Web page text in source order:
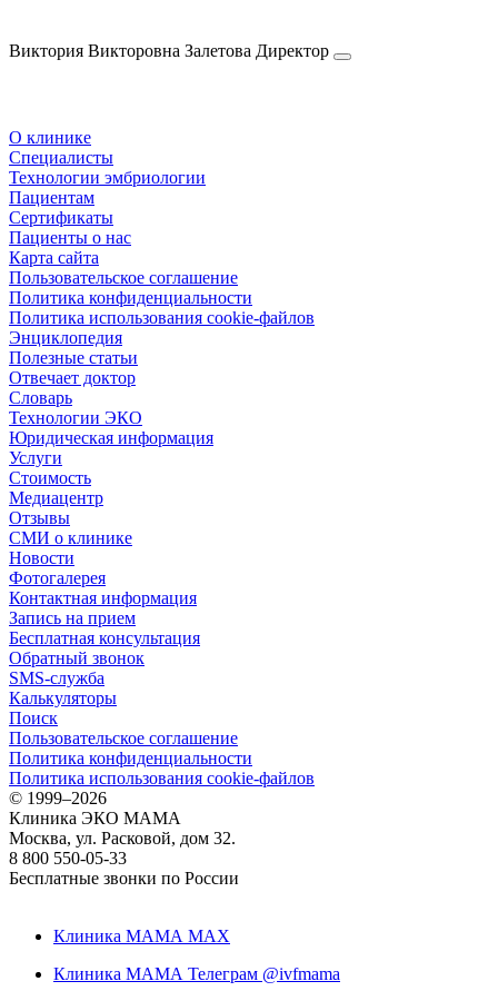
Виктория Викторовна Залетова Директор
О клинике
Специалисты
Технологии эмбриологии
Пациентам
Сертификаты
Пациенты о нас
Карта сайта
Пользовательское соглашение
Политика конфиденциальности
Политика использования cookie-файлов
Энциклопедия
Полезные статьи
Отвечает доктор
Словарь
Технологии ЭКО
Юридическая информация
Услуги
Стоимость
Медиацентр
Отзывы
СМИ о клинике
Новости
Фотогалерея
Контактная информация
Запись на прием
Бесплатная консультация
Обратный звонок
SMS-служба
Калькуляторы
Поиск
Пользовательское соглашение
Политика конфиденциальности
Политика использования cookie-файлов
© 1999–2026
Клиника ЭКО МАМА
Москва, ул. Расковой, дом 32.
8 800 550-05-33
Бесплатные звонки по России
Клиника МАМА MAX
Клиника МАМА Телеграм @ivfmama